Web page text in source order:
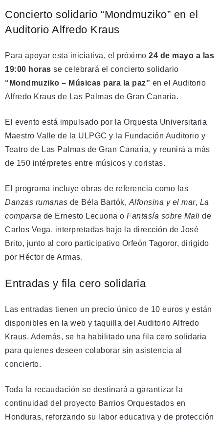
Concierto solidario “Mondmuziko” en el
Auditorio Alfredo Kraus
Para apoyar esta iniciativa, el próximo 24 de mayo a las
19:00 horas se celebrará el concierto solidario
“Mondmuziko – Músicas para la paz” en el Auditorio
Alfredo Kraus de Las Palmas de Gran Canaria.
El evento está impulsado por la Orquesta Universitaria
Maestro Valle de la ULPGC y la Fundación Auditorio y
Teatro de Las Palmas de Gran Canaria, y reunirá a más
de 150 intérpretes entre músicos y coristas.
El programa incluye obras de referencia como las
Danzas rumanas de Béla Bartók, Alfonsina y el mar, La
comparsa de Ernesto Lecuona o Fantasía sobre Mali de
Carlos Vega, interpretadas bajo la dirección de José
Brito, junto al coro participativo Orfeón Tagoror, dirigido
por Héctor de Armas.
Entradas y fila cero solidaria
Las entradas tienen un precio único de 10 euros y están
disponibles en la web y taquilla del Auditorio Alfredo
Kraus. Además, se ha habilitado una fila cero solidaria
para quienes deseen colaborar sin asistencia al
concierto.
Toda la recaudación se destinará a garantizar la
continuidad del proyecto Barrios Orquestados en
Honduras, reforzando su labor educativa y de protección